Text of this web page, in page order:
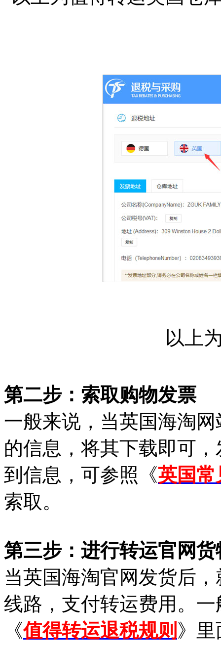
以上
第二步：索取购物发票
一般来说，当英国海淘
的信息，将其下载即可
到信息，可参照《英国常
索取。
第三步：进行转运官网
当英国海淘官网发货后
线路，支付转运费用。
《值得转运退税规则 》